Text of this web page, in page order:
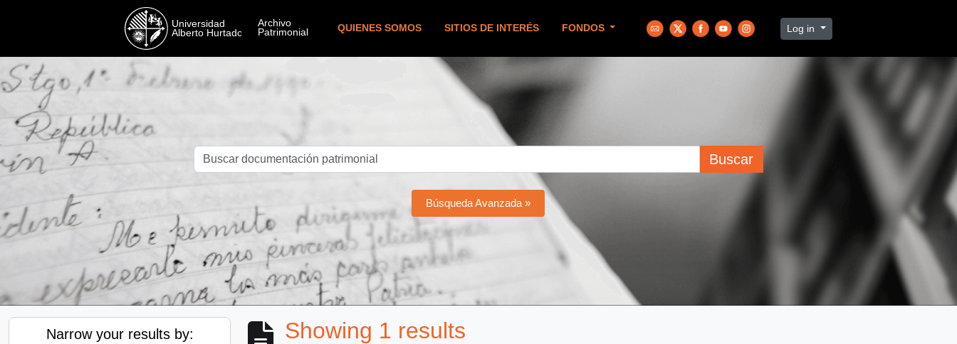
QUIENES SOMOS SITIOS DE INTERÉS FONDOS Log in
Buscar
Búsqueda Avanzada »
Narrow your results by: Showing 1 results